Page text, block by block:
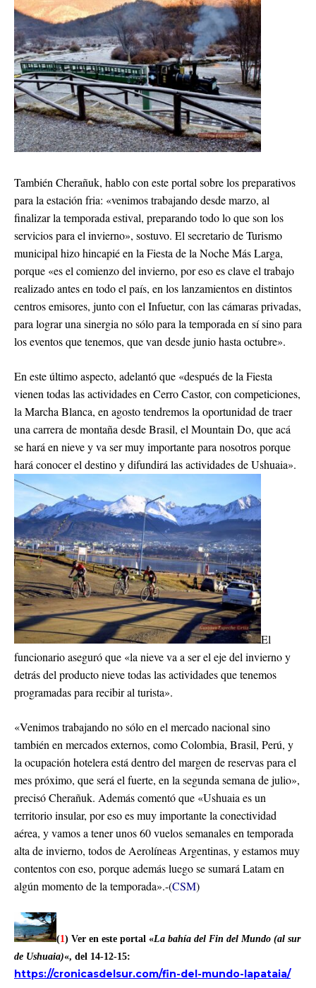
También Cherañuk, hablo con este portal sobre los preparativos
para la estación fria: «venimos trabajando desde marzo, al
finalizar la temporada estival, preparando todo lo que son los
servicios para el invierno», sostuvo. El secretario de Turismo
municipal hizo hincapié en la Fiesta de la Noche Más Larga,
porque «es el comienzo del invierno, por eso es clave el trabajo
realizado antes en todo el país, en los lanzamientos en distintos
centros emisores, junto con el Infuetur, con las cámaras privadas,
para lograr una sinergia no sólo para la temporada en sí sino para
los eventos que tenemos, que van desde junio hasta octubre».
En este último aspecto, adelantó que «después de la Fiesta
vienen todas las actividades en Cerro Castor, con competiciones,
la Marcha Blanca, en agosto tendremos la oportunidad de traer
una carrera de montaña desde Brasil, el Mountain Do, que acá
se hará en nieve y va ser muy importante para nosotros porque
hará conocer el destino y difundirá las actividades de Ushuaia».
El
funcionario aseguró que «la nieve va a ser el eje del invierno y
detrás del producto nieve todas las actividades que tenemos
programadas para recibir al turista».
«Venimos trabajando no sólo en el mercado nacional sino
también en mercados externos, como Colombia, Brasil, Perú, y
la ocupación hotelera está dentro del margen de reservas para el
mes próximo, que será el fuerte, en la segunda semana de julio»,
precisó Cherañuk. Además comentó que «Ushuaia es un
territorio insular, por eso es muy importante la conectividad
aérea, y vamos a tener unos 60 vuelos semanales en temporada
alta de invierno, todos de Aerolíneas Argentinas, y estamos muy
contentos con eso, porque además luego se sumará Latam en
algún momento de la temporada».-(CSM)
(1 ) Ver en este portal «La bahía del Fin del Mundo (al sur
de Ushuaia)«, del 14-12-15:
https://cronicasdelsur.com/fin-del-mundo-lapataia/